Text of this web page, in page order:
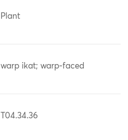
Plant
warp ikat; warp-faced
T04.34.36